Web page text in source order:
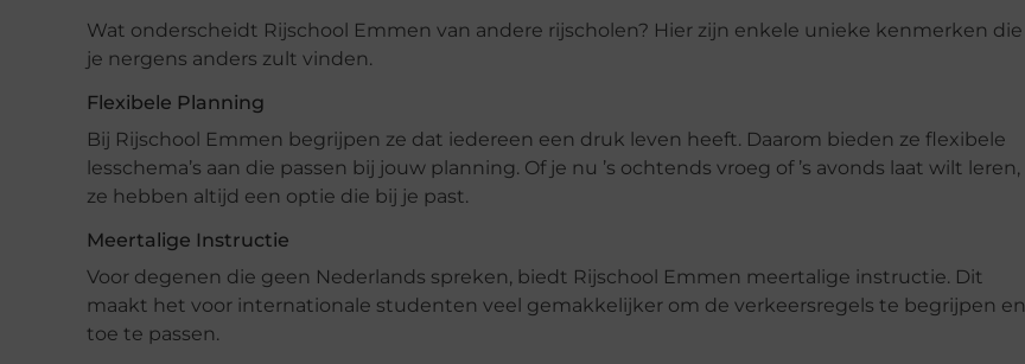
Wat onderscheidt Rijschool Emmen van andere rijscholen? Hier zijn enkele unieke kenmerken die
je nergens anders zult vinden.
Flexibele Planning
Bij Rijschool Emmen begrijpen ze dat iedereen een druk leven heeft. Daarom bieden ze flexibele
lesschema’s aan die passen bij jouw planning. Of je nu ’s ochtends vroeg of ’s avonds laat wilt leren,
ze hebben altijd een optie die bij je past.
Meertalige Instructie
Voor degenen die geen Nederlands spreken, biedt Rijschool Emmen meertalige instructie. Dit
maakt het voor internationale studenten veel gemakkelijker om de verkeersregels te begrijpen en
toe te passen.